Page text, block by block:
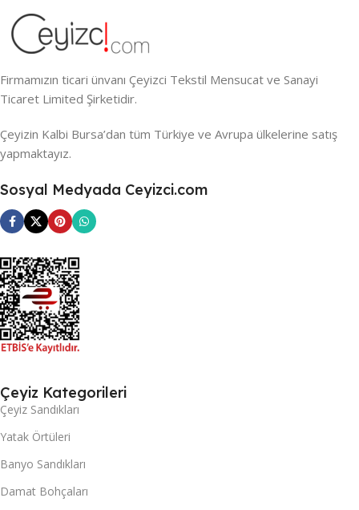
Firmamızın ticari ünvanı Çeyizci Tekstil Mensucat ve Sanayi
Ticaret Limited Şirketidir.
Çeyizin Kalbi Bursa’dan tüm Türkiye ve Avrupa ülkelerine satış
yapmaktayız.
Sosyal Medyada Ceyizci.com
Çeyiz Kategorileri
Çeyiz Sandıkları
Yatak Örtüleri
Banyo Sandıkları
Damat Bohçaları